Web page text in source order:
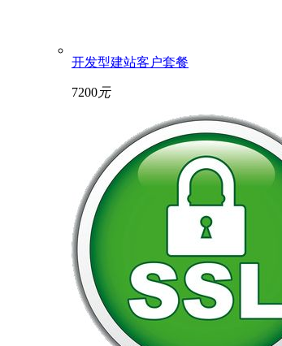
开发型建站客户套餐
7200元